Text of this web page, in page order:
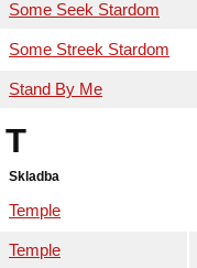
Some Seek Stardom
Some Streek Stardom
Stand By Me
T
Skladba
Temple
Temple